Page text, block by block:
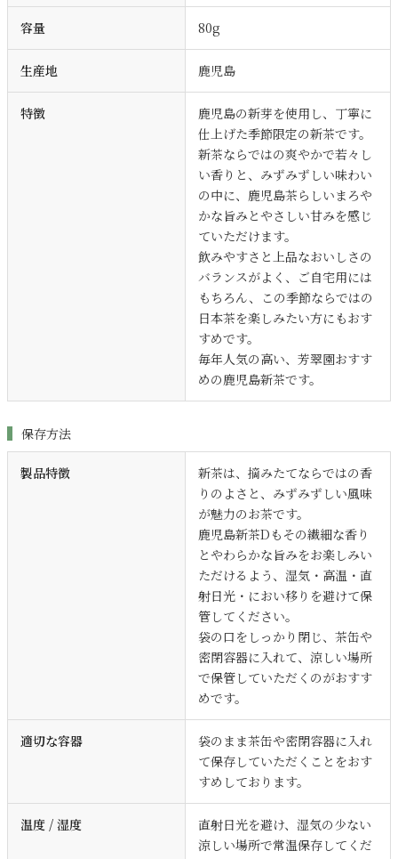
容量 80g
生産地 鹿児島
特徴
鹿児島の新芽を使用し、丁寧に
仕上げた季節限定の新茶です。
新茶ならではの爽やかで若々し
い香りと、みずみずしい味わい
の中に、鹿児島茶らしいまろや
かな旨みとやさしい甘みを感じ
ていただけます。
飲みやすさと上品なおいしさの
バランスがよく、ご自宅用には
もちろん、この季節ならではの
日本茶を楽しみたい方にもおす
すめです。
毎年人気の高い、芳翠園おすす
めの鹿児島新茶です。
保存方法
製品特徴
新茶は、摘みたてならではの香
りのよさと、みずみずしい風味
が魅力のお茶です。
鹿児島新茶Dもその繊細な香り
とやわらかな旨みをお楽しみい
ただけるよう、湿気・高温・直
射日光・におい移りを避けて保
管してください。
袋の口をしっかり閉じ、茶缶や
密閉容器に入れて、涼しい場所
で保管していただくのがおすす
めです。
適切な容器
袋のまま茶缶や密閉容器に入れ
て保存していただくことをおす
すめしております。
温度 / 湿度
直射日光を避け、湿気の少ない
涼しい場所で常温保存してくだ